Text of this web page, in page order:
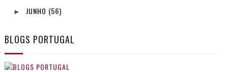
► JUNHO (56)
BLOGS PORTUGAL